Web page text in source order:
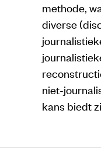
methode,
diverse
niet-
kans biedt